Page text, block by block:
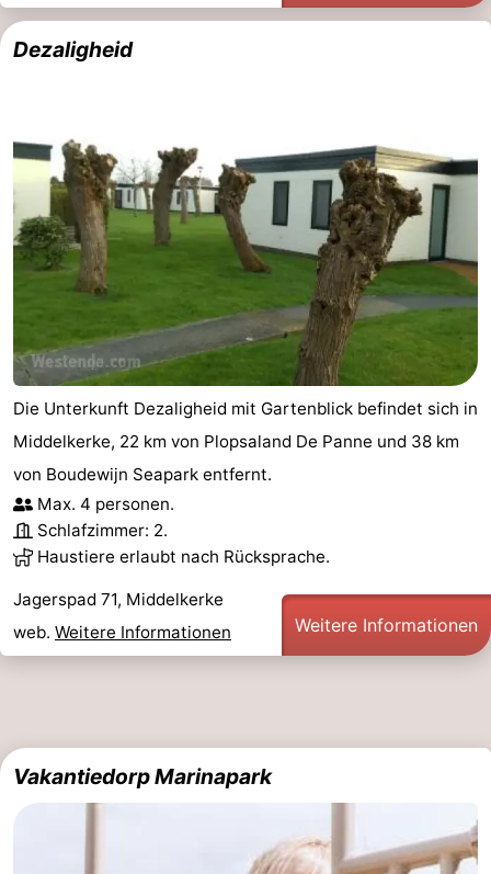
Dezaligheid
Die Unterkunft Dezaligheid mit Gartenblick befindet sich in
Middelkerke, 22 km von Plopsaland De Panne und 38 km
von Boudewijn Seapark entfernt.
Max. 4 personen.
Schlafzimmer: 2.
Haustiere erlaubt nach Rücksprache.
Jagerspad 71, Middelkerke
web. Weitere Informationen Weitere Informationen
Vakantiedorp Marinapark